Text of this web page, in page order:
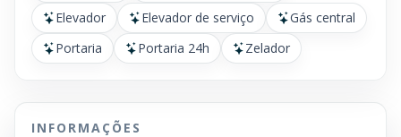
Elevador
Elevador de serviço
Gás central
Portaria
Portaria 24h Zelador
INFORMAÇÕES